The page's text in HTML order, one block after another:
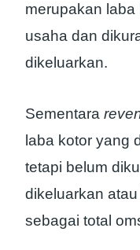
merupakan
usaha dan
dikeluarkan.
Sementara
laba kotor yang
tetapi belum
dikeluarkan
sebagai total